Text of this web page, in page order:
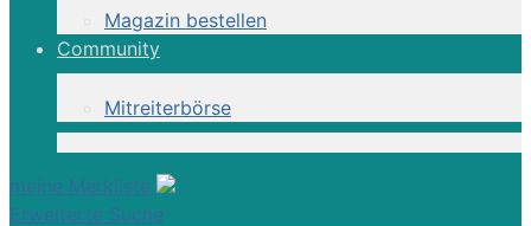
Magazin bestellen
Community
Mitreiterbörse
meine Merkliste
Erweiterte Suche